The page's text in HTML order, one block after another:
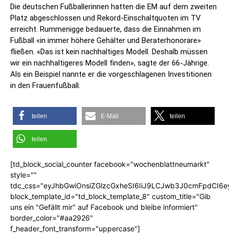
Die deutschen Fußballerinnen hatten die EM auf dem zweiten
Platz abgeschlossen und Rekord-Einschaltquoten im TV
erreicht. Rummenigge bedauerte, dass die Einnahmen im
Fußball «in immer höhere Gehälter und Beraterhonorare»
fließen. «Das ist kein nachhaltiges Modell. Deshalb müssen
wir ein nachhaltigeres Modell finden», sagte der 66-Jährige.
Als ein Beispiel nannte er die vorgeschlagenen Investitionen
in den Frauenfußball.
teilen E-Mail teilen
teilen
[td_block_social_counter facebook="wochenblattneumarkt"
style=""
block_template_id="td_block_template_8" custom_title="Gib
uns ein "Gefällt mir" auf Facebook und bleibe informiert"
border_color="#aa2926"
f_header_font_transform="uppercase"]